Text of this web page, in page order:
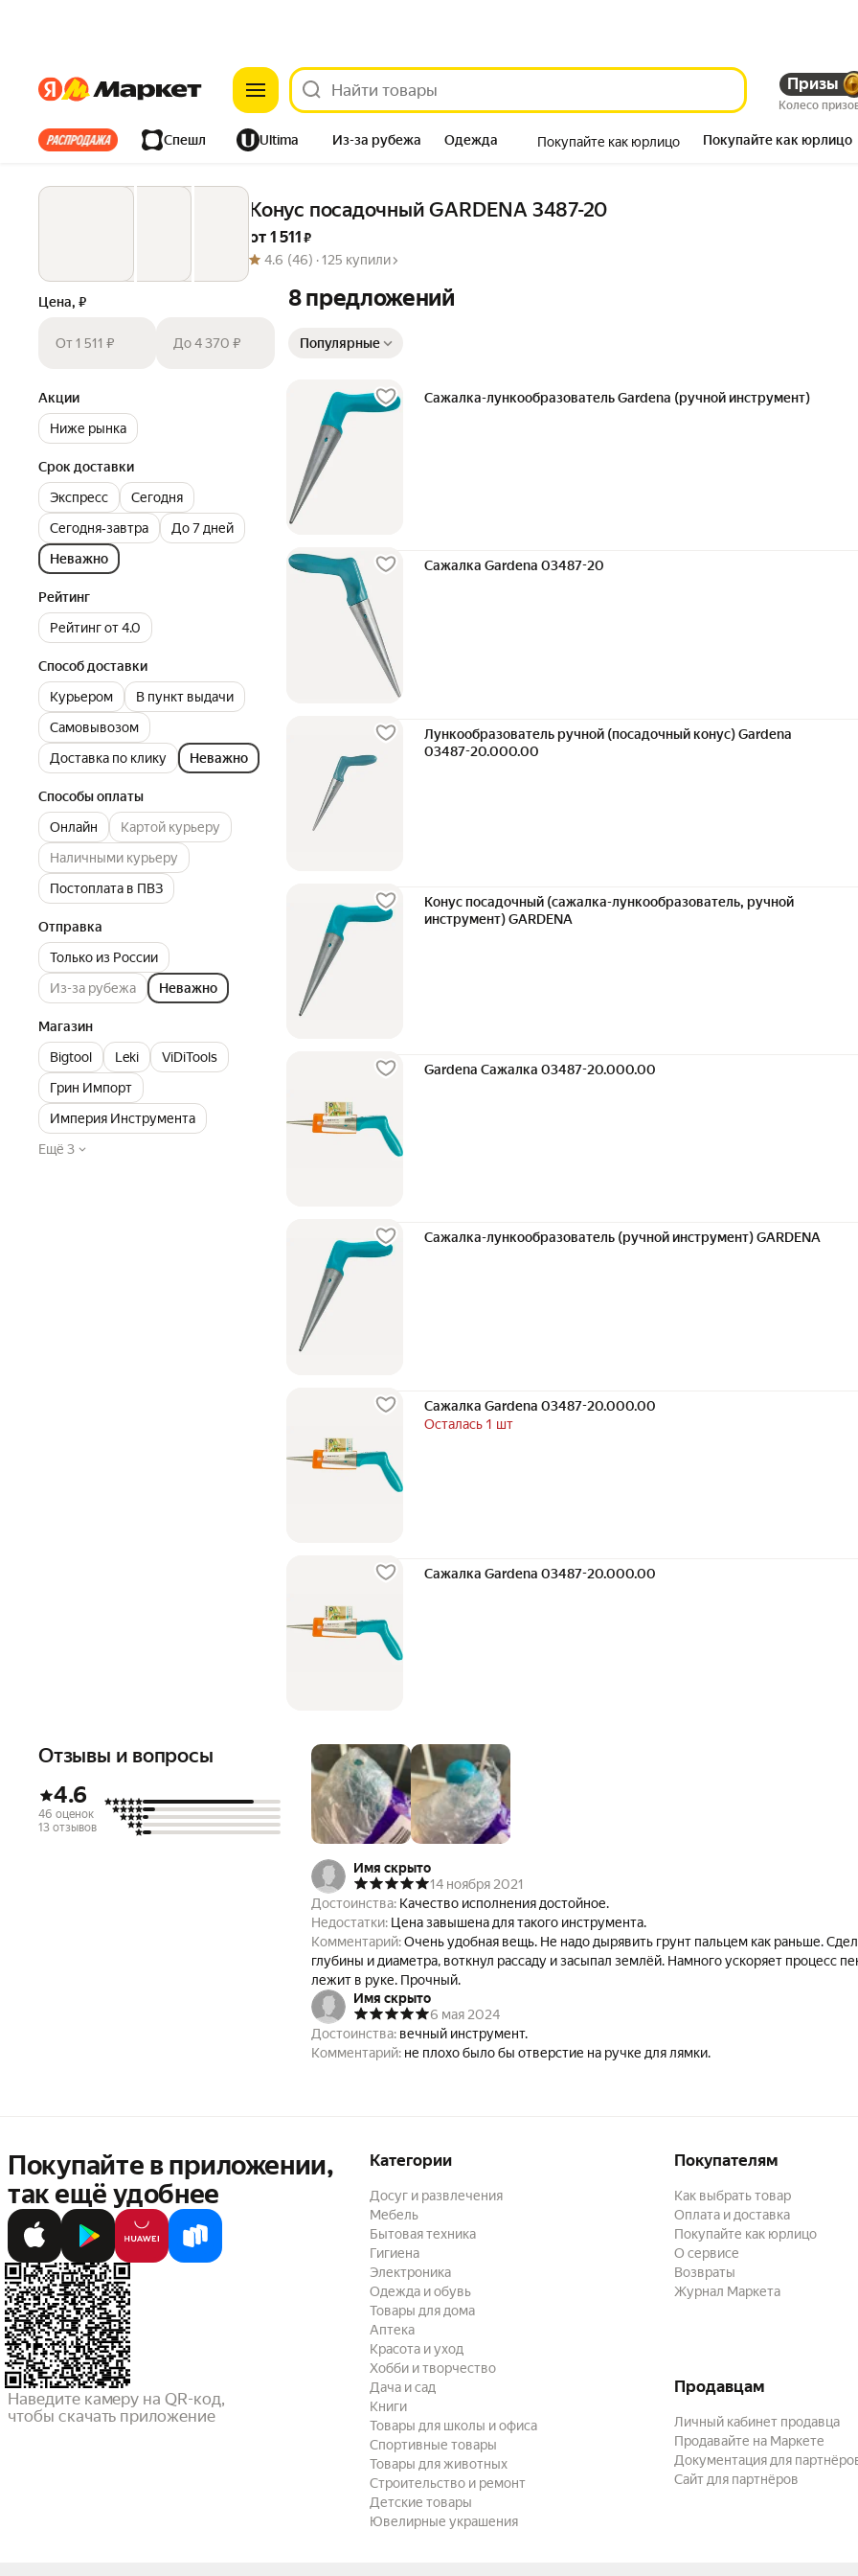
ЯндексЯндекс Призы
Колесо
Все хиты Спешл Ultima Из-за рубежа Одежда
Дом Ремонт Детям Красота
Покупайте как юрлицо Покупайте как юрлицо
Конус посадочный GARDENA 3487-20
от 1 511 ₽
4.6 (46) ·125 купили
Цена, ₽
От 1 511 ₽ До 4 370 ₽
Акции
Ниже рынка
Срок доставки
Экспресс
Сегодня
Сегодня‐завтра
До 7 дней
Неважно
Рейтинг
Рейтинг от 4.0
Способ доставки
Курьером
В пункт выдачи
Самовывозом
Доставка по клику
Неважно
Способы оплаты
Онлайн
Картой курьеру
Наличными курьеру
Постоплата в ПВЗ
Отправка
Только из России
Из-за рубежа
Неважно
Магазин
Bigtool
Leki
ViDiTools
Грин Импорт
Империя Инструмента
Ещё 3
8 предложений
Популярные
Сажалка-лункообразователь Gardena (ручной инструмент)
Сажалка Gardena 03487-20
Лункообразователь ручной (посадочный конус) Gardena
03487-20.000.00
Конус посадочный (сажалка-лункообразователь, ручной
инструмент) GARDENA
Gardena Сажалка 03487-20.000.00
Сажалка-лункообразователь (ручной инструмент) GARDENA
Сажалка Gardena 03487-20.000.00
Осталась 1 шт
Сажалка Gardena 03487-20.000.00
Отзывы и вопросы
4.6
46 оценок
13 отзывов
Имя скрыто
14 ноября 2021
Достоинства: Качество исполнения достойное.
Недостатки: Цена завышена для такого инструмента.
Комментарий:Очень удобная вещь. Не надо дырявить грунт пальцем как раньше.
глубины и диаметра, воткнул рассаду и засыпал землёй. Намного ускоряет процесс
лежит в руке. Прочный.
Имя скрыто
6 мая 2024
Достоинства: вечный инструмент.
Комментарий:
не плохо было бы отверстие на ручке для лямки.
Покупайте в приложении,
так ещё удобнее
Наведите камеру на QR-код,
чтобы скачать приложение
Категории
Досуг и развлечения
Мебель
Бытовая техника
Гигиена
Электроника
Одежда и обувь
Товары для дома
Аптека
Красота и уход
Хобби и творчество
Дача и сад
Книги
Товары для школы и офиса
Спортивные товары
Товары для животных
Строительство и ремонт
Детские товары
Ювелирные украшения
Покупателям
Как выбрать товар
Оплата и доставка
Покупайте как юрлицо
О сервисе
Возвраты
Журнал Маркета
Продавцам
Личный кабинет продавца
Продавайте на Маркете
Документация для
Сайт для партнёров